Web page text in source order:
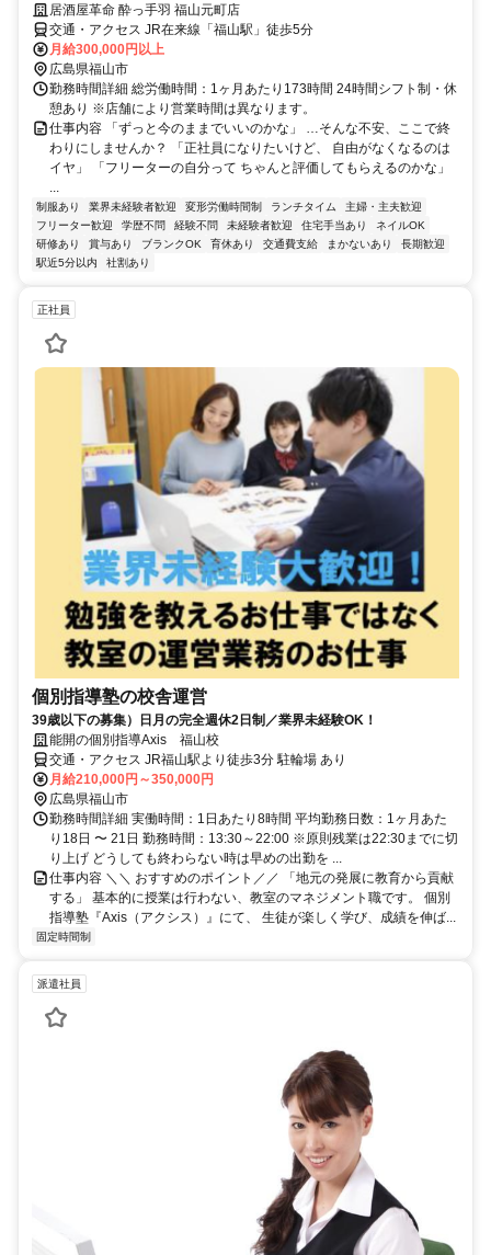
居酒屋革命 酔っ手羽 福山元町店
交通・アクセス JR在来線「福山駅」徒歩5分
月給300,000円以上
広島県福山市
勤務時間詳細 総労働時間：1ヶ月あたり173時間 24時間シフト制・休
憩あり ※店舗により営業時間は異なります。
仕事内容 「ずっと今のままでいいのかな」 …そんな不安、ここで終
わりにしませんか？ 「正社員になりたいけど、 自由がなくなるのは
イヤ」 「フリーターの自分って ちゃんと評価してもらえるのかな」
...
制服あり 業界未経験者歓迎 変形労働時間制 ランチタイム
主婦・主夫歓迎
フリーター歓迎
学歴不問 経験不問 未経験者歓迎 住宅手当あり
ネイルOK
研修あり
賞与あり ブランクOK 育休あり 交通費支給 まかないあり
長期歓迎
駅近5分以内
社割あり
正社員
個別指導塾の校舎運営
39歳以下の募集）日月の完全週休2日制／業界未経験OK！
能開の個別指導Axis 福山校
交通・アクセス JR福山駅より徒歩3分 駐輪場 あり
月給210,000円～350,000円
広島県福山市
勤務時間詳細 実働時間：1日あたり8時間 平均勤務日数：1ヶ月あた
り18日 〜 21日 勤務時間：13:30～22:00 ※原則残業は22:30までに切
り上げ どうしても終わらない時は早めの出勤を ...
仕事内容 ＼＼ おすすめのポイント／／ 「地元の発展に教育から貢献
する」 基本的に授業は行わない、教室のマネジメント職です。 個別
指導塾『Axis（アクシス）』にて、 生徒が楽しく学び、成績を伸ば...
固定時間制
派遣社員